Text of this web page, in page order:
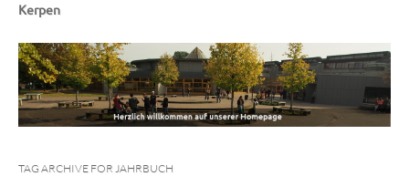
Kerpen
TAG ARCHIVE FOR JAHRBUCH